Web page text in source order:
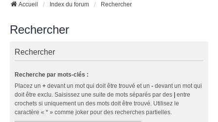
Accueil Index du forum Rechercher
Rechercher
Rechercher
Recherche par mots-clés :
Placez un + devant un mot qui doit être trouvé et un - devant un mot qui
doit être exclu. Saisissez une suite de mots séparés par des | entre
crochets si uniquement un des mots doit être trouvé. Utilisez le
caractère « * » comme joker pour des recherches partielles.